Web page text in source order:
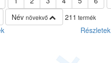
Név növekvő 211 termék
Részletek